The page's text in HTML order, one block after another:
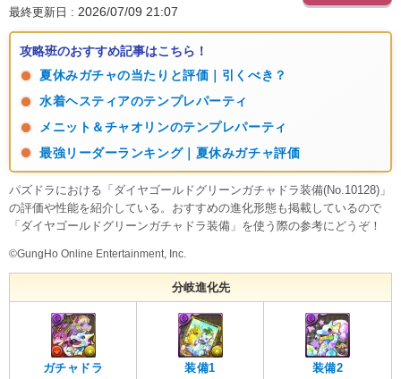
最終更新日 2026/07/09 21:07
攻略班のおすすめ記事はこちら！
夏休みガチャの当たりと評価｜引くべき？
水着ヘスティアのテンプレパーティ
メニット＆チャオリンのテンプレパーティ
最強リーダーランキング｜夏休みガチャ評価
パズドラにおける「ダイヤゴールドグリーンガチャドラ装備(No.10128)」
の評価や性能を紹介している。おすすめの進化形態も掲載しているので
「ダイヤゴールドグリーンガチャドラ装備」を使う際の参考にどうぞ！
©GungHo Online Entertainment, Inc.
分岐進化先
ガチャドラ
装備1
装備2